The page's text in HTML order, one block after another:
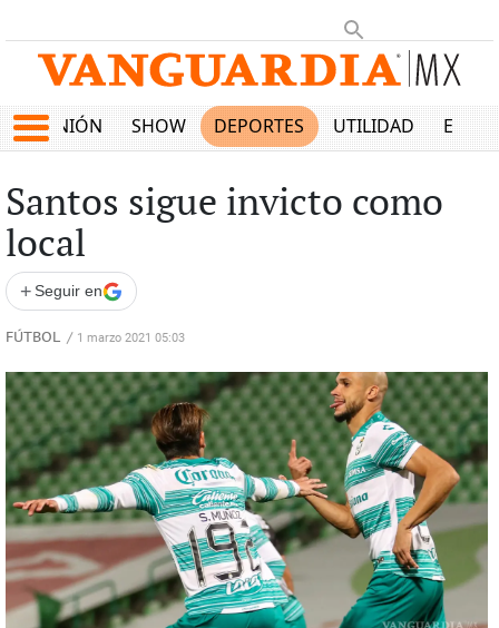
OPINIÓN SHOW DEPORTES UTILIDAD
Santos sigue invicto como
local
+ Seguir en
FÚTBOL / 1 marzo 2021 05:03